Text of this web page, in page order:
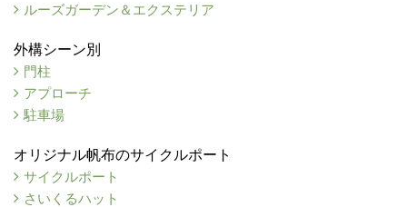
ルーズガーデン＆エクステリア
外構シーン別
門柱
アプローチ
駐車場
オリジナル帆布のサイクルポート
サイクルポート
さいくるハット